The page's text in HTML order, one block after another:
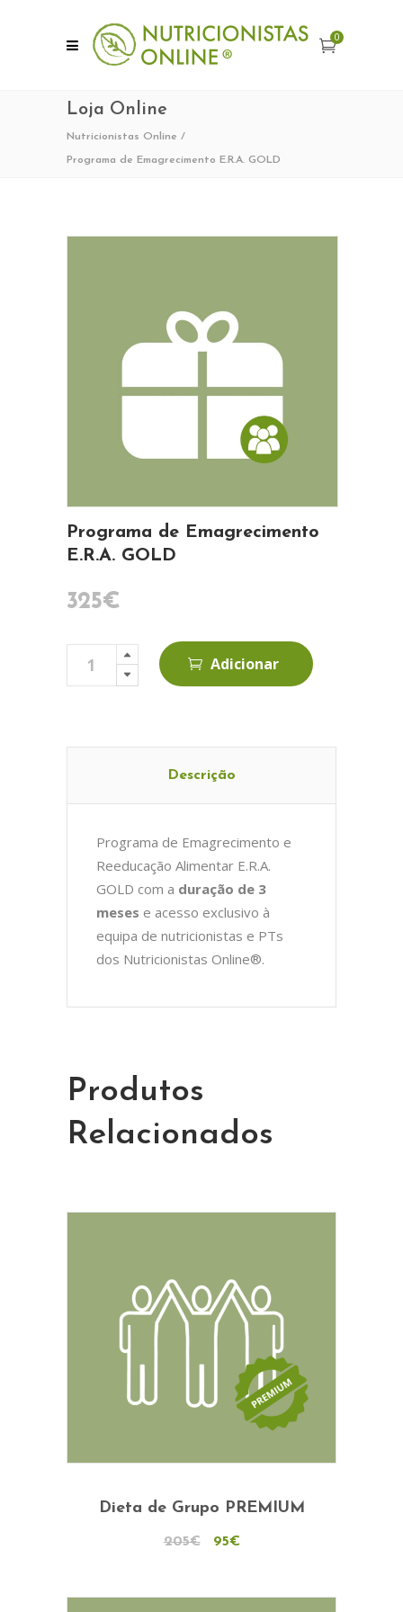
0
Loja Online
Nutricionistas Online /
Programa de Emagrecimento E.R.A. GOLD
Programa de Emagrecimento
E.R.A. GOLD
325€
Programa
GOLD
Adicionar
Descrição
Programa de Emagrecimento e
Reeducação Alimentar E.R.A.
GOLD com a duração de 3
meses e acesso exclusivo à
equipa de nutricionistas e PTs
dos Nutricionistas Online®.
Produtos
Relacionados
Dieta de Grupo PREMIUM
205€
O95€O